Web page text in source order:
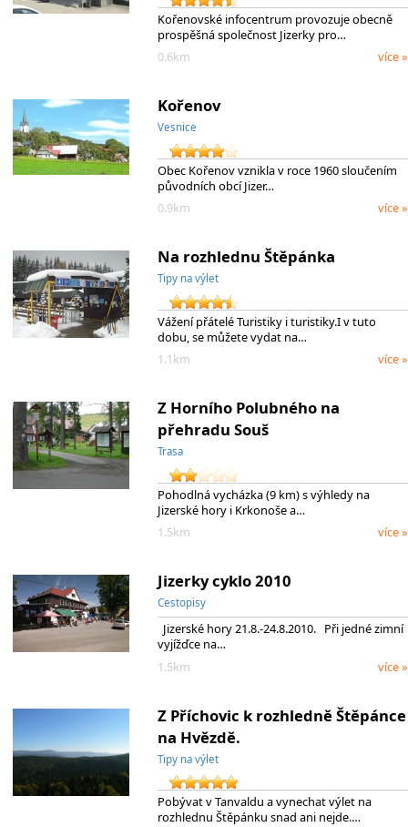
Kořenovské infocentrum provozuje obecně
prospěšná společnost Jizerky pro…
0.6km
více »
Kořenov
Vesnice
Obec Kořenov vznikla v roce 1960 sloučením
původních obcí Jizer…
0.9km
více »
Na rozhlednu Štěpánka
Tipy na výlet
Vážení přátelé Turistiky i turistiky.I v tuto
dobu, se můžete vydat na…
1.1km
více »
Z Horního Polubného na
přehradu Souš
Trasa
Pohodlná vycházka (9 km) s výhledy na
Jizerské hory i Krkonoše a…
1.5km
více »
Jizerky cyklo 2010
Cestopisy
Jizerské hory 21.8.-24.8.2010. Při jedné zimní
vyjížďce na…
1.5km
více »
Z Příchovic k rozhledně Štěpánce
na Hvězdě.
Tipy na výlet
Pobývat v Tanvaldu a vynechat výlet na
rozhlednu Štěpánku snad ani nejde.…